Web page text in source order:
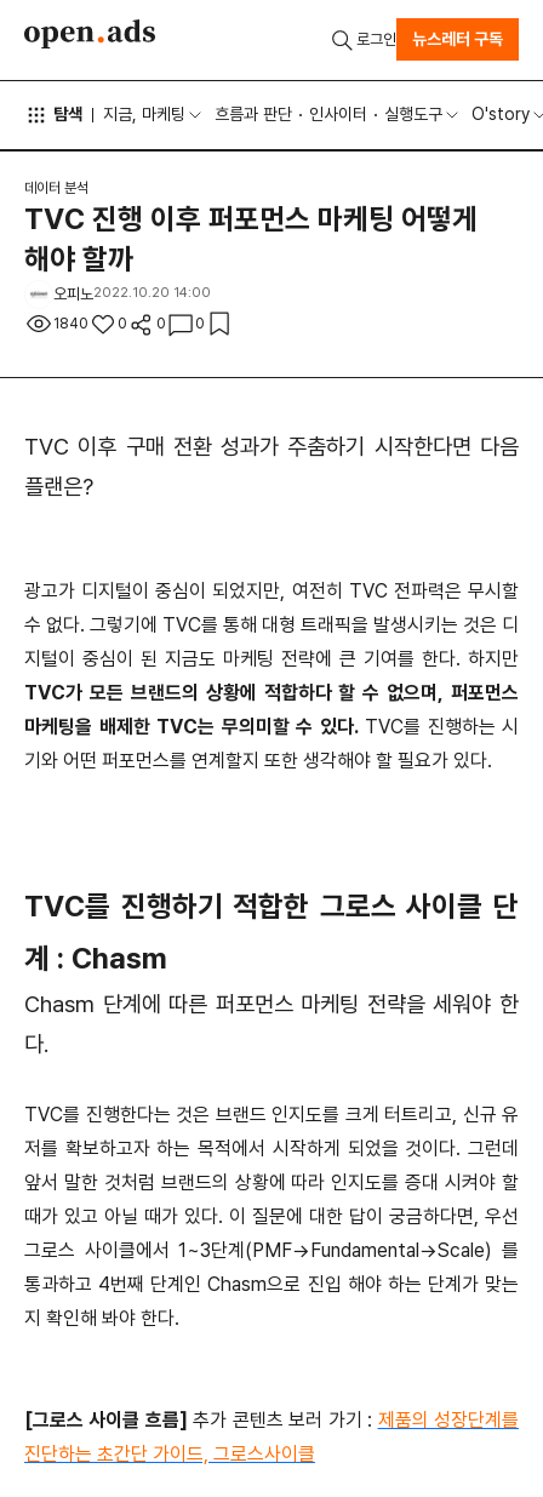
탐색 지금, 마케팅 흐름과 판단 인사이터 실행도구 O'story
로그인 뉴스레터 구독
데이터 분석
TVC 진행 이후 퍼포먼스 마케팅 어떻게
해야 할까
오피노2022.10.20 14:00
1840 0 0 0
TVC 이후 구매 전환 성과가 주춤하기 시작한다면 다음
플랜은?
광고가 디지털이 중심이 되었지만, 여전히 TVC 전파력은 무시할
수 없다. 그렇기에 TVC를 통해 대형 트래픽을 발생시키는 것은 디
지털이 중심이 된 지금도 마케팅 전략에 큰 기여를 한다. 하지만
TVC가 모든 브랜드의 상황에 적합하다 할 수 없으며, 퍼포먼스
마케팅을 배제한 TVC는 무의미할 수 있다.TVC를 진행하는 시
기와 어떤 퍼포먼스를 연계할지 또한 생각해야 할 필요가 있다.
TVC를 진행하기 적합한 그로스 사이클 단
계 : Chasm
Chasm 단계에 따른 퍼포먼스 마케팅 전략을 세워야 한
다.
TVC를 진행한다는 것은 브랜드 인지도를 크게 터트리고, 신규 유
저를 확보하고자 하는 목적에서 시작하게 되었을 것이다. 그런데
앞서 말한 것처럼 브랜드의 상황에 따라 인지도를 증대 시켜야 할
때가 있고 아닐 때가 있다. 이 질문에 대한 답이 궁금하다면, 우선
그로스 사이클에서 1~3단계(PMF→Fundamental→Scale) 를
통과하고 4번째 단계인 Chasm으로 진입 해야 하는 단계가 맞는
지 확인해 봐야 한다.
[그로스 사이클 흐름]추가 콘텐츠 보러 가기 : 제품의 성장단계를
진단하는 초간단 가이드, 그로스사이클